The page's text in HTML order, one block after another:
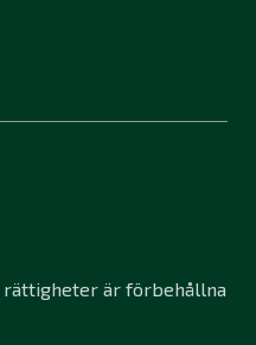
rättigheter är förbehållna